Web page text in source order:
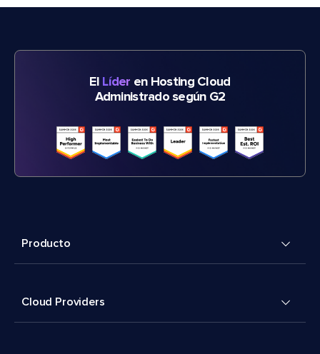
El Líder en Hosting Cloud
Administrado según G2
Producto
Cloud Providers